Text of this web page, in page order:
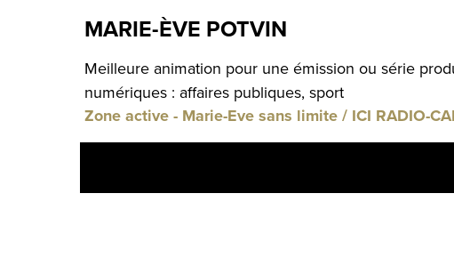
MARIE-ÈVE POTVIN
Meilleure animation pour une émission ou série
numériques : affaires publiques, sport
Zone active - Marie-Eve sans limite / ICI RADIO-